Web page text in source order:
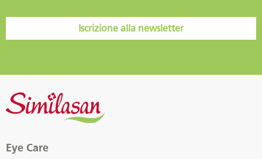
Iscrizione alla newsletter
Eye Care